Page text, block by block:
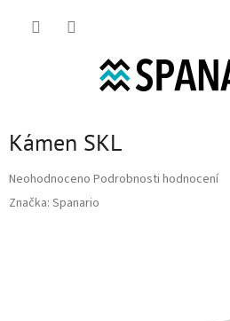
Kámen SKL
Průměrné hodnocení produktu je 0,0 z 5
Neohodnoceno Podrobnosti hodnocení
Značka: Spanario